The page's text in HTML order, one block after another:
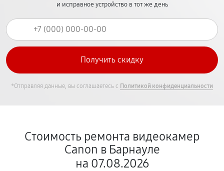
и исправное устройство в тот же день
*Отправляя данные, вы соглашаетесь с Политикой конфиденциальности
Стоимость ремонта видеокамер
Canon в Барнауле
на 07.08.2026